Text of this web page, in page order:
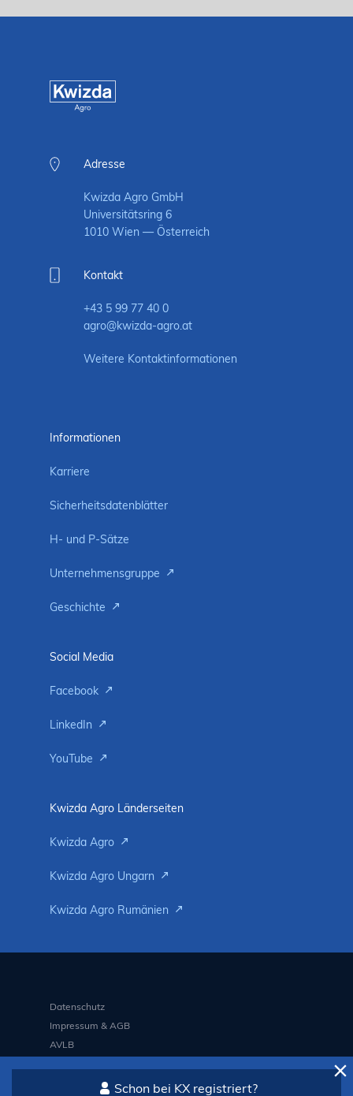
Schon bei KX registriert?
Adresse
Kwizda Agro GmbH
Universitätsring 6
1010 Wien — Österreich
Kontakt
+43 5 99 77 40 0
agro@kwizda-agro.at
Weitere Kontaktinformationen
Informationen
Karriere
Sicherheitsdatenblätter
H- und P-Sätze
Unternehmensgruppe
Geschichte
Social Media
Facebook
LinkedIn
YouTube
Kwizda Agro Länderseiten
Kwizda Agro
Kwizda Agro Ungarn
Kwizda Agro Rumänien
Datenschutz
Impressum & AGB
AVLB